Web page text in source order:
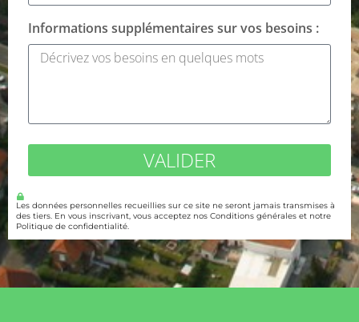
Informations supplémentaires sur vos besoins :
VALIDER
Les données personnelles recueillies sur ce site ne seront jamais transmises à
des tiers. En vous inscrivant, vous acceptez nos Conditions générales et notre
Politique de confidentialité.